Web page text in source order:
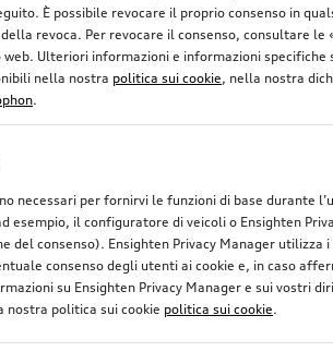
È possibile revocare il proprio consenso in
revoca. Per revocare il consenso, consultare le
web. Ulteriori informazioni e informazioni specifiche
nella nostra politica sui cookie, nella nostra
.
necessari per fornirvi le funzioni di base durante
esempio, il configuratore di veicoli o Ensighten
del consenso). Ensighten Privacy Manager utilizza
consenso degli utenti ai cookie e, in caso
su Ensighten Privacy Manager e sui vostri
nostra politica sui cookie politica sui cookie.